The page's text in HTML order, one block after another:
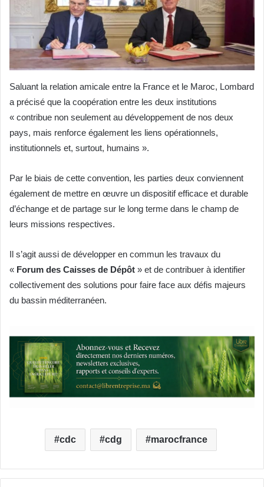
Saluant la relation amicale entre la France et le Maroc, Lombard
a précisé que la coopération entre les deux institutions
« contribue non seulement au développement de nos deux
pays, mais renforce également les liens opérationnels,
institutionnels et, surtout, humains ».
Par le biais de cette convention, les parties deux conviennent
également de mettre en œuvre un dispositif efficace et durable
d’échange et de partage sur le long terme dans le champ de
leurs missions respectives.
Il s’agit aussi de développer en commun les travaux du
« Forum des Caisses de Dépôt » et de contribuer à identifier
collectivement des solutions pour faire face aux défis majeurs
du bassin méditerranéen.
cdc cdg marocfrance